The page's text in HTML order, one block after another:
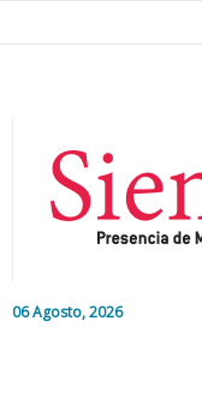
06 Agosto, 2026